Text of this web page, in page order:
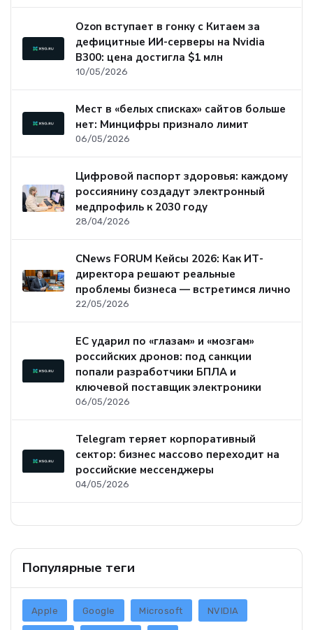
Ozon вступает в гонку с Китаем за
дефицитные ИИ-серверы на Nvidia
B300: цена достигла $1 млн
10/05/2026
Мест в «белых списках» сайтов больше
нет: Минцифры признало лимит
06/05/2026
Цифровой паспорт здоровья: каждому
россиянину создадут электронный
медпрофиль к 2030 году
28/04/2026
CNews FORUM Кейсы 2026: Как ИТ-
директора решают реальные
проблемы бизнеса — встретимся лично
22/05/2026
ЕС ударил по «глазам» и «мозгам»
российских дронов: под санкции
попали разработчики БПЛА и
ключевой поставщик электроники
06/05/2026
Telegram теряет корпоративный
сектор: бизнес массово переходит на
российские мессенджеры
04/05/2026
Популярные теги
Apple Google Microsoft NVIDIA